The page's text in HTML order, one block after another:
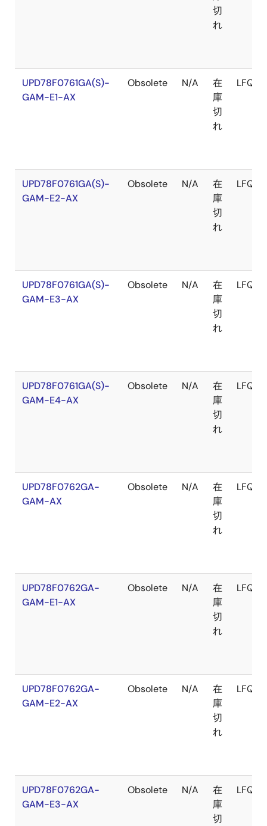
切
れ
UPD78F0761GA(S)-
GAM-E1-AX
Obsolete N/A
在
庫
切
れ
LFQFP
UPD78F0761GA(S)-
GAM-E2-AX
Obsolete N/A
在
庫
切
れ
LFQFP
UPD78F0761GA(S)-
GAM-E3-AX
Obsolete N/A
在
庫
切
れ
LFQFP
UPD78F0761GA(S)-
GAM-E4-AX
Obsolete N/A
在
庫
切
れ
LFQFP
UPD78F0762GA-
GAM-AX
Obsolete N/A
在
庫
切
れ
LFQFP
UPD78F0762GA-
GAM-E1-AX
Obsolete N/A
在
庫
切
れ
LFQFP
UPD78F0762GA-
GAM-E2-AX
Obsolete N/A
在
庫
切
れ
LFQFP
UPD78F0762GA-
GAM-E3-AX
Obsolete N/A
在
庫
切
LFQFP